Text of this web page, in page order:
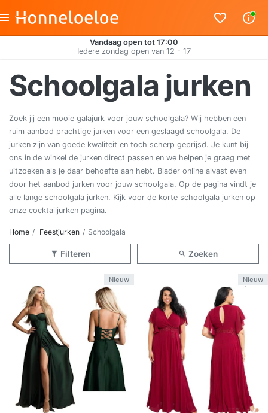
Vandaag open tot 17:00
Iedere zondag open van 12 - 17
Schoolgala jurken
Zoek jij een mooie galajurk voor jouw schoolgala? Wij hebben een
ruim aanbod prachtige jurken voor een geslaagd schoolgala. De
jurken zijn van goede kwaliteit en toch scherp geprijsd. Je kunt bij
ons in de winkel de jurken direct passen en we helpen je graag met
uitzoeken als je daar behoefte aan hebt. Blader online alvast even
door het aanbod jurken voor jouw schoolgala. Op de pagina vindt je
alle lange schoolgala jurken. Kijk voor de korte schoolgala jurken op
onze cocktailjurken pagina.
Home Feestjurken Schoolgala
Filteren Zoeken
Nieuw Nieuw